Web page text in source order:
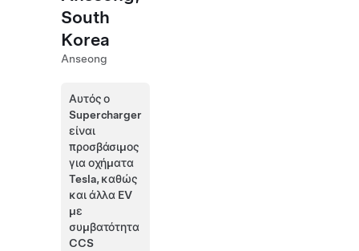
South
Korea
Anseong
Αυτός ο
Supercharger
είναι
προσβάσιμος
για οχήματα
Tesla, καθώς
και άλλα EV
με
συμβατότητα
CCS